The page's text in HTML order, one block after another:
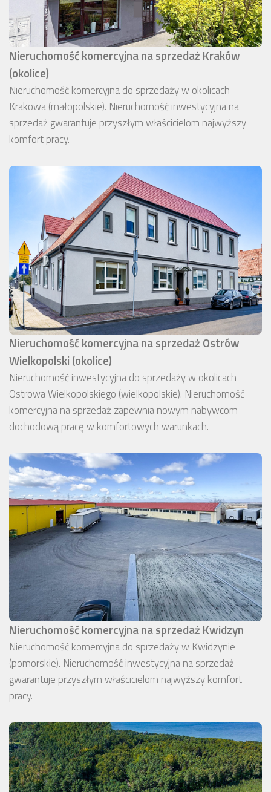
Nieruchomość komercyjna na sprzedaż Kraków
(okolice)
Nieruchomość komercyjna do sprzedaży w okolicach
Krakowa (małopolskie). Nieruchomość inwestycyjna na
sprzedaż gwarantuje przyszłym właścicielom najwyższy
komfort pracy.
Nieruchomość komercyjna na sprzedaż Ostrów
Wielkopolski (okolice)
Nieruchomość inwestycyjna do sprzedaży w okolicach
Ostrowa Wielkopolskiego (wielkopolskie). Nieruchomość
komercyjna na sprzedaż zapewnia nowym nabywcom
dochodową pracę w komfortowych warunkach.
Nieruchomość komercyjna na sprzedaż Kwidzyn
Nieruchomość komercyjna do sprzedaży w Kwidzynie
(pomorskie). Nieruchomość inwestycyjna na sprzedaż
gwarantuje przyszłym właścicielom najwyższy komfort
pracy.